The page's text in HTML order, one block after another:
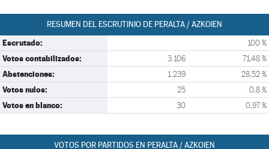
RESUMEN DEL ESCRUTINIO DE PERALTA / AZKOIEN
Escrutado: 100 %
Votos contabilizados: 3.106 71,48 %
Abstenciones: 1.239 28,52 %
Votos nulos: 25 0,8 %
Votos en blanco: 30 0,97 %
VOTOS POR PARTIDOS EN PERALTA / AZKOIEN